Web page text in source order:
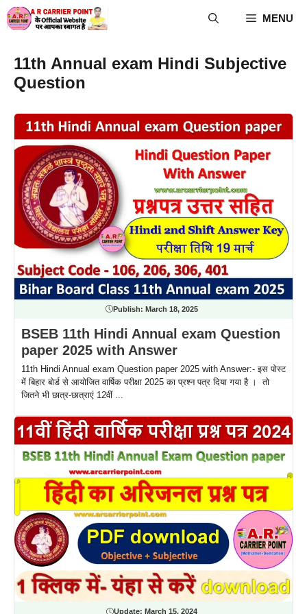
Skip
to
MENU
11th Annual exam Hindi Subjective
Question
Publish: March 18, 2025
BSEB 11th Hindi Annual exam Question
paper 2025 with Answer
11th Hindi Annual exam Question paper 2025 with Answer:- इस पोस्ट
में बिहार बोर्ड से आयोजित वार्षिक परीक्षा 2025 का प्रश्न पत्र दिया गया है । तो
जितने भी छात्र-छात्राएं 12वीं ...
Update: March 15, 2024